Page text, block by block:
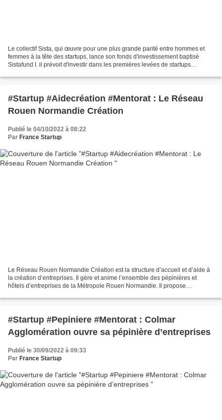
Le collectif Sista, qui œuvre pour une plus grande parité entre hommes et
femmes à la tête des startups, lance son fonds d'investissement baptisé
Sistafund I. il prévoit d'investir dans les premières levées de startups
#Startup #Aidecréation #Mentorat : Le Réseau
Rouen Normandie Création
Publié le 04/10/2022 à 08:22
Par France Startup
Le Réseau Rouen Normandie Création est la structure d’accueil et d’aide à
la création d’entreprises. Il gère et anime l’ensemble des pépinières et
hôtels d’entreprises de la Métropole Rouen Normandie. Il propose
#Startup #Pepiniere #Mentorat : Colmar
Agglomération ouvre sa pépinière d’entreprises
Publié le 30/09/2022 à 09:33
Par France Startup